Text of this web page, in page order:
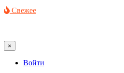
Свежее
×
Войти